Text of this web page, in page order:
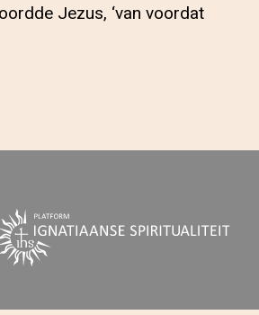
Jezus, ‘van voordat